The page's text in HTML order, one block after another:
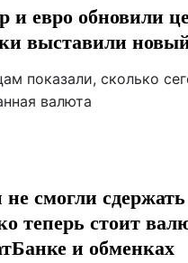
и евро обновили
выставили
показали, сколько
валюта
смогли
теперь стоит
и обменках